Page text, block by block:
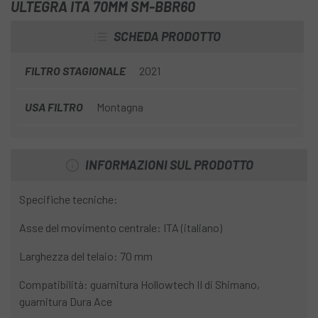
ULTEGRA ITA 70MM SM-BBR60
SCHEDA PRODOTTO
FILTRO STAGIONALE 2021
USA FILTRO Montagna
INFORMAZIONI SUL PRODOTTO
Specifiche tecniche:
Asse del movimento centrale: ITA (italiano)
Larghezza del telaio: 70 mm
Compatibilità: guarnitura Hollowtech II di Shimano,
guarnitura Dura Ace